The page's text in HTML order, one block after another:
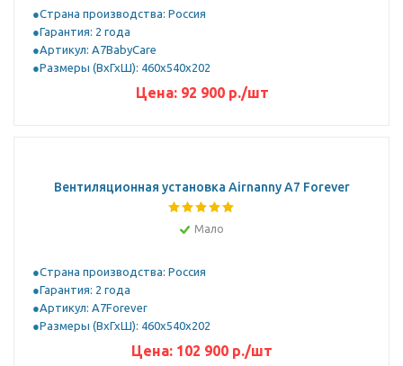
Страна производства: Россия
Гарантия: 2 года
Артикул: A7BabyCare
Размеры (ВхГхШ): 460x540x202
Цена: 92 900р./шт
Вентиляционная установка Airnanny A7 Forever
Мало
Страна производства: Россия
Гарантия: 2 года
Артикул: A7Forever
Размеры (ВхГхШ): 460x540x202
Цена: 102 900 р./шт